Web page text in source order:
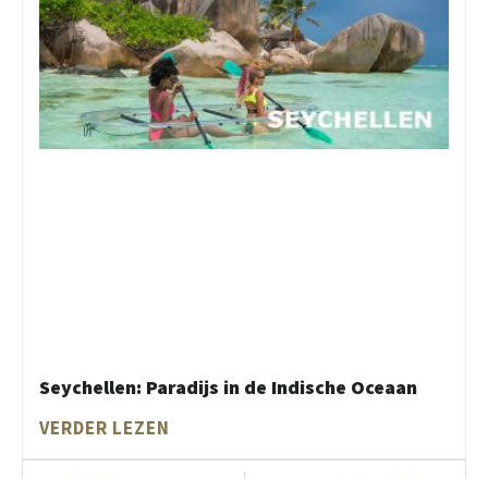
Seychellen: Paradijs in de Indische Oceaan
VERDER LEZEN